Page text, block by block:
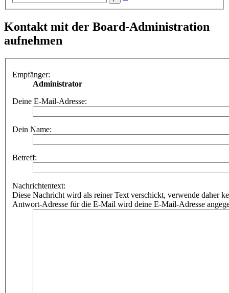
Kontakt mit der Board-Administration
aufnehmen
Empfänger:
Administrator
Deine E-Mail-Adresse:
Dein Name:
Betreff:
Nachrichtentext:
Diese Nachricht wird als reiner Text verschickt, verwende daher
Antwort-Adresse für die E-Mail wird deine E-Mail-Adresse